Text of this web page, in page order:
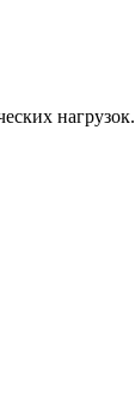
нагрузок.